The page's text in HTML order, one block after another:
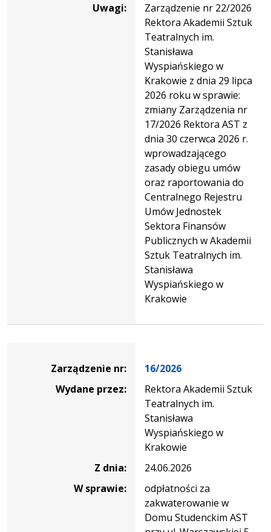
Uwagi:
Zarządzenie nr 22/2026
Rektora Akademii Sztuk
Teatralnych im.
Stanisława
Wyspiańskiego w
Krakowie z dnia 29 lipca
2026 roku w sprawie:
zmiany Zarządzenia nr
17/2026 Rektora AST z
dnia 30 czerwca 2026 r.
wprowadzającego
zasady obiegu umów
oraz raportowania do
Centralnego Rejestru
Umów Jednostek
Sektora Finansów
Publicznych w Akademii
Sztuk Teatralnych im.
Stanisława
Wyspiańskiego w
Krakowie
Zarządzenie nr:
16/2026
Wydane przez:
Rektora Akademii Sztuk
Teatralnych im.
Stanisława
Wyspiańskiego w
Krakowie
Z dnia:
24.06.2026
W sprawie:
odpłatności za
zakwaterowanie w
Domu Studenckim AST